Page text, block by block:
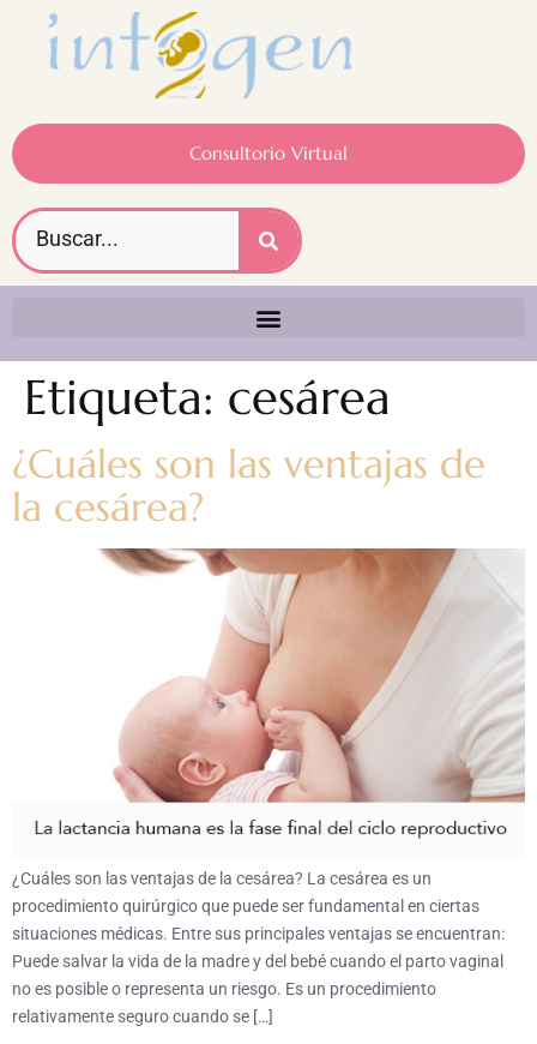
Consultorio Virtual
Etiqueta: cesárea
¿Cuáles son las ventajas de
la cesárea?
¿Cuáles son las ventajas de la cesárea? La cesárea es un
procedimiento quirúrgico que puede ser fundamental en ciertas
situaciones médicas. Entre sus principales ventajas se encuentran:
Puede salvar la vida de la madre y del bebé cuando el parto vaginal
no es posible o representa un riesgo. Es un procedimiento
relativamente seguro cuando se […]